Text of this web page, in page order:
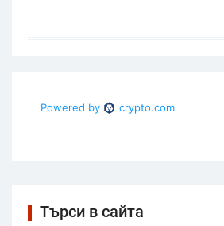
Търси в сайта